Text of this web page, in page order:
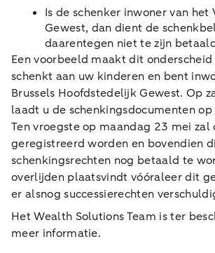
Is de schenker inwoner van het
Gewest, dan dient de
daarentegen niet te zijn
Een voorbeeld maakt dit
schenkt aan uw kinderen en bent
Brussels Hoofdstedelijk Gewest. Op
laadt u de schenkingsdocumenten op
Ten vroegste op maandag 23 mei zal
geregistreerd worden en bovendien
schenkingsrechten nog betaald te
overlijden plaatsvindt vóóraleer dit
er alsnog successierechten
Het Wealth Solutions Team is ter
meer informatie.